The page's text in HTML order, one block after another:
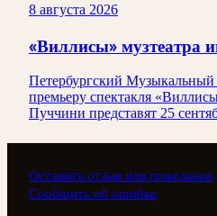
8 августа 2026
«Виллисы» музтеатра
Петербургский
премьеру спектакля
Пуччини представят 25
Оставить отзыв или пожелание
Сообщить об ошибке